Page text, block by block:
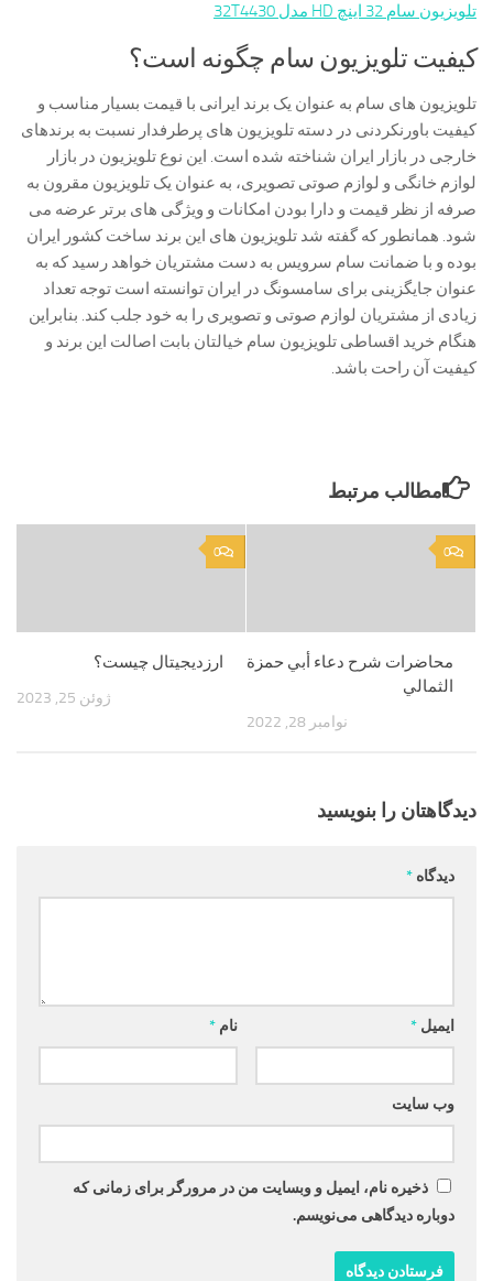
تلویزیون سام 32 اینچ HD مدل 32T4430
کیفیت تلویزیون سام چگونه است؟
تلویزیون های سام به عنوان یک برند ایرانی با قیمت بسیار مناسب و
کیفیت باورنکردنی در دسته تلویزیون های پرطرفدار نسبت به برندهای
خارجی در بازار ایران شناخته شده است. این نوع تلویزیون در بازار
لوازم خانگی و لوازم صوتی تصویری، به عنوان یک تلویزیون مقرون به
صرفه از نظر قیمت و دارا بودن امکانات و ویژگی های برتر عرضه می
شود. همانطور که گفته شد تلویزیون های این برند ساخت کشور ایران
بوده و با ضمانت سام سرویس به دست مشتریان خواهد رسید که به
عنوان جایگزینی برای سامسونگ در ایران توانسته است توجه تعداد
زیادی از مشتریان لوازم صوتی و تصویری را به خود جلب کند. بنابراین
هنگام خرید اقساطی تلویزیون سام خیالتان بابت اصالت این برند و
کیفیت آن راحت باشد.
مطالب مرتبط
0
ارزدیجیتال چیست؟
ژوئن 25, 2023
0
محاضرات شرح دعاء أبي حمزة
الثمالي
نوامبر 28, 2022
دیدگاهتان را بنویسید
دیدگاه *
نام * ایمیل *
وب‌ سایت
ذخیره نام، ایمیل و وبسایت من در مرورگر برای زمانی که
دوباره دیدگاهی می‌نویسم.